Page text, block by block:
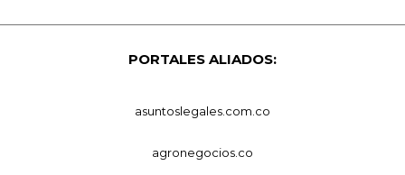
PORTALES ALIADOS:
asuntoslegales.com.co
agronegocios.co